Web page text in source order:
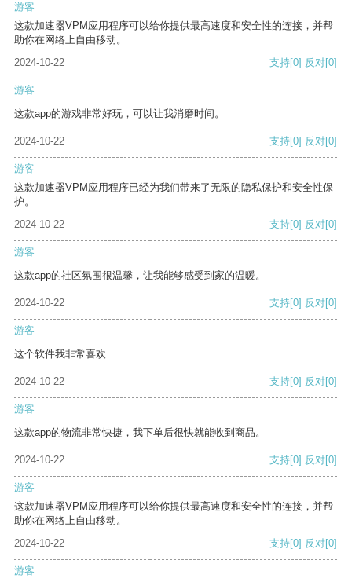
游客
这款加速器VPM应用程序可以给你提供最高速度和安全性的连接，并帮
助你在网络上自由移动。
2024-10-22
支持[0] 反对[0]
游客
这款app的游戏非常好玩，可以让我消磨时间。
2024-10-22 支持[0] 反对[0]
游客
这款加速器VPM应用程序已经为我们带来了无限的隐私保护和安全性保
护。
2024-10-22
支持[0] 反对[0]
游客
这款app的社区氛围很温馨，让我能够感受到家的温暖。
2024-10-22 支持[0] 反对[0]
游客
这个软件我非常喜欢
2024-10-22 支持[0] 反对[0]
游客
这款app的物流非常快捷，我下单后很快就能收到商品。
2024-10-22 支持[0] 反对[0]
游客
这款加速器VPM应用程序可以给你提供最高速度和安全性的连接，并帮
助你在网络上自由移动。
2024-10-22
支持[0] 反对[0]
游客